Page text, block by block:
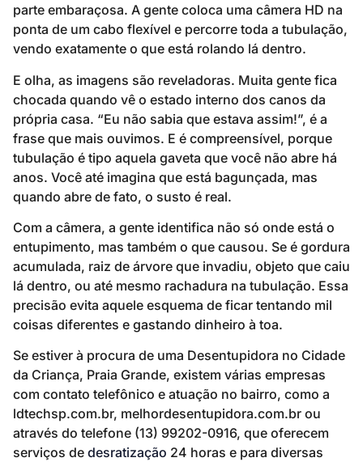
parte embaraçosa. A gente coloca uma câmera HD na
ponta de um cabo flexível e percorre toda a tubulação,
vendo exatamente o que está rolando lá dentro.
E olha, as imagens são reveladoras. Muita gente fica
chocada quando vê o estado interno dos canos da
própria casa. “Eu não sabia que estava assim!”, é a
frase que mais ouvimos. E é compreensível, porque
tubulação é tipo aquela gaveta que você não abre há
anos. Você até imagina que está bagunçada, mas
quando abre de fato, o susto é real.
Com a câmera, a gente identifica não só onde está o
entupimento, mas também o que causou. Se é gordura
acumulada, raiz de árvore que invadiu, objeto que caiu
lá dentro, ou até mesmo rachadura na tubulação. Essa
precisão evita aquele esquema de ficar tentando mil
coisas diferentes e gastando dinheiro à toa.
Se estiver à procura de uma Desentupidora no Cidade
da Criança, Praia Grande, existem várias empresas
com contato telefônico e atuação no bairro, como a
ldtechsp.com.br, melhordesentupidora.com.br ou
através do telefone (13) 99202-0916, que oferecem
serviços de desratização 24 horas e para diversas